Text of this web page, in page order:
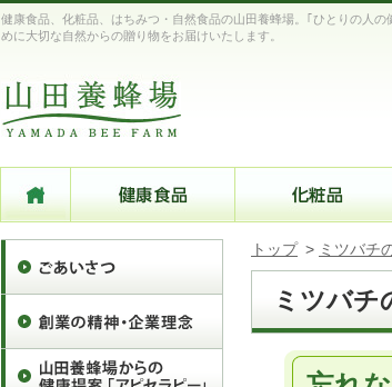
健康食品、化粧品、はちみつ・自然食品の山田養蜂場。｢ひとりの人の
めに大切な自然からの贈り物をお届けいたします。
トップ > ミツバチ
ミツバチ